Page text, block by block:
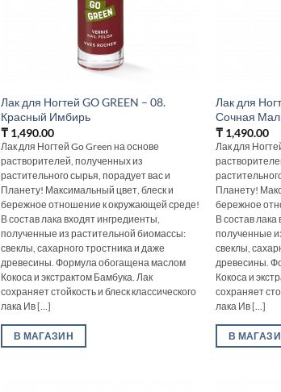
Лак для Ногтей GO GREEN – 08.
Красный Имбирь
₸ 1,490.00
Лак для Ногтей Go Green на основе
растворителей, полученных из
растительного сырья, порадует вас и
Планету! Максимальный цвет, блеск и
бережное отношение к окружающей среде!
В состав лака входят ингредиенты,
полученные из растительной биомассы:
свеклы, сахарного тростника и даже
древесины. Формула обогащена маслом
Кокоса и экстрактом Бамбука. Лак
сохраняет стойкость и блеск классического
лака Ив [...]
В МАГАЗИН
Лак для
Сочная
₸ 1,490.00
Лак для
Планету!
бережное
В состав лака
полученные
свеклы,
древесины.
Кокоса и
сохраняет
лака Ив [...]
В